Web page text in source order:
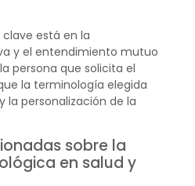
está en la
y el entendimiento mutuo
persona que solicita el
la terminología elegida
la personalización de la
sobre la
en salud y